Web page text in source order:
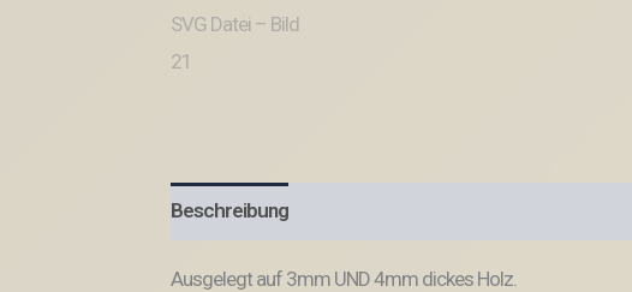
Beschreibung
Ausgelegt auf 3mm UND 4mm dickes Holz.